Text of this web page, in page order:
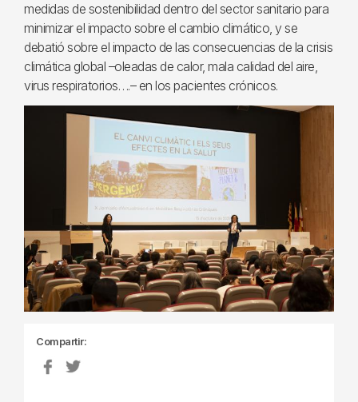
medidas de sostenibilidad dentro del sector sanitario para
minimizar el impacto sobre el cambio climático, y se
debatió sobre el impacto de las consecuencias de la crisis
climática global –oleadas de calor, mala calidad del aire,
virus respiratorios….– en los pacientes crónicos.
Compartir: